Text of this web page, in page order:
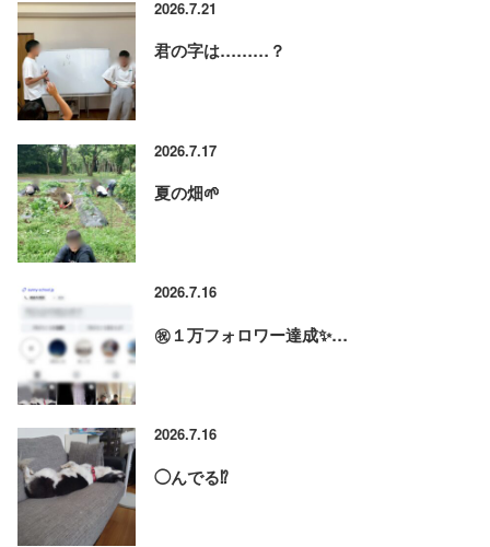
2026.7.21
君の字は………？
2026.7.17
夏の畑🌱
2026.7.16
㊗️１万フォロワー達成✨…
2026.7.16
◯んでる⁉️